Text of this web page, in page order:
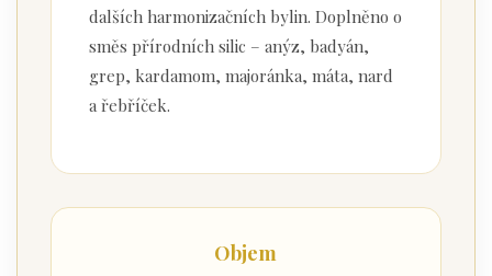
dalších harmonizačních bylin. Doplněno o
směs přírodních silic – anýz, badyán,
grep, kardamom, majoránka, máta, nard
a řebříček.
Objem